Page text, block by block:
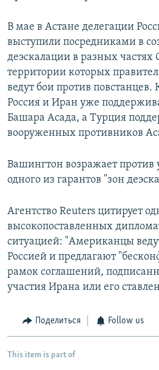
В мае в Астане делегации
выступили посредниками в
деэскалации в разных частях
территории которых
ведут бои против
Россия и Иран уже
Башара Асада, а Турция
вооруженных противников
Вашингтон возражает против
одного из гарантов "зон
Агентство Reuters цитирует
высокопоставленных
ситуацией: "Американцы
Россией и предлагают
рамок соглашений,
участия Ирана или его
Поделиться Follow us
This item is part of